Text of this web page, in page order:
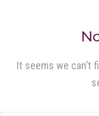
It seems we can’t